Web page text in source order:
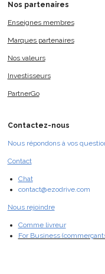
Nos partenaires
Enseignes membres
Marques partenaires
Nos valeurs
Investisseurs
PartnerGo
Contactez-nous
Nous répondons à vos
Contact
Chat
contact@ezodrive.com
Nous rejoindre
Comme livreur
For Business